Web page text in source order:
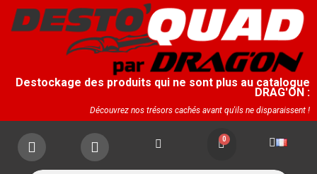
Destockage des produits qui ne sont plus au catalogue
DRAG'ON :
Découvrez nos trésors cachés avant qu'ils ne disparaissent !